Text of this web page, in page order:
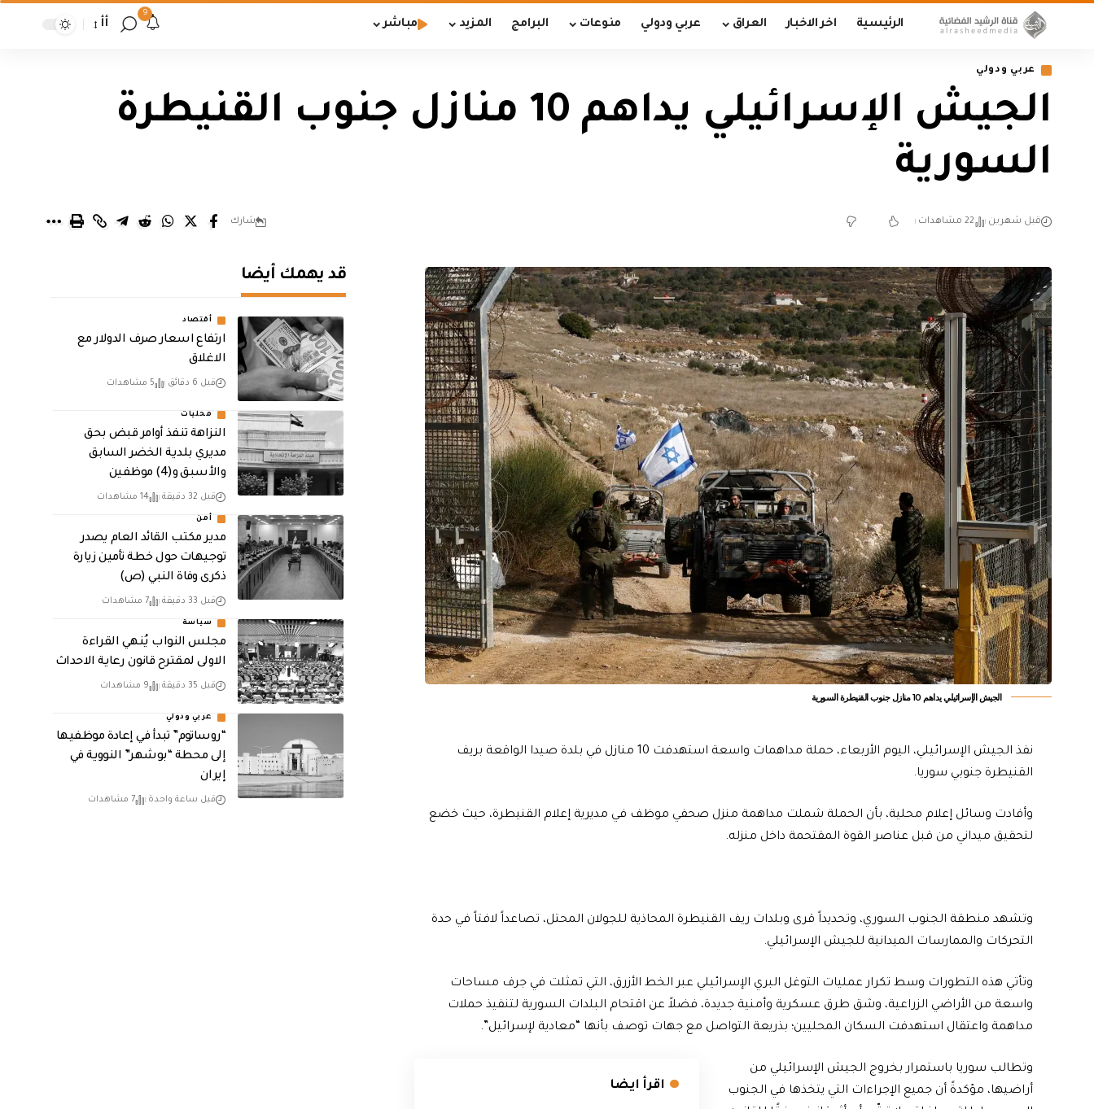
الرئيسية اخر الاخبار العراق عربي ودولي منوعات البرامج المزيد مباشر
9
أأ
عربي ودولي
الجيش الإسرائيلي يداهم 10 منازل جنوب القنيطرة
السورية
قبل شهرين 22 مشاهدات شارك
الجيش الإسرائيلي يداهم 10 منازل جنوب القنيطرة السورية
نفذ الجيش الإسرائيلي، اليوم الأربعاء، حملة مداهمات واسعة استهدفت 10 منازل في بلدة صيدا الواقعة بريف
القنيطرة جنوبي سوريا.
وأفادت وسائل إعلام محلية، بأن الحملة شملت مداهمة منزل صحفي موظف في مديرية إعلام القنيطرة، حيث خضع
لتحقيق ميداني من قبل عناصر القوة المقتحمة داخل منزله.
وتشهد منطقة الجنوب السوري، وتحديداً قرى وبلدات ريف القنيطرة المحاذية للجولان المحتل، تصاعداً لافتاً في حدة
التحركات والممارسات الميدانية للجيش الإسرائيلي.
وتأتي هذه التطورات وسط تكرار عمليات التوغل البري الإسرائيلي عبر الخط الأزرق، التي تمثلت في جرف مساحات
واسعة من الأراضي الزراعية، وشق طرق عسكرية وأمنية جديدة، فضلاً عن اقتحام البلدات السورية لتنفيذ حملات
مداهمة واعتقال استهدفت السكان المحليين؛ بذريعة التواصل مع جهات توصف بأنها “معادية لإسرائيل”.
اقرأ ايضا
وتطالب سوريا باستمرار بخروج الجيش الإسرائيلي ‏من
‏أراضيها، مؤكدةً ‏أن ‌‏جميع ‏الإجراءات التي يتخذها في ‏الجنوب
قد يهمك أيضا
أقتصاد
ارتفاع اسعار صرف الدولار مع
الاغلاق
قبل 6 دقائق 5 مشاهدات
محليات
النزاهة تنفذ أوامر قبض بحق
مديري بلدية الخضر السابق
والأسبق و(4) موظفين
قبل 32 دقيقة 14 مشاهدات
أمن
مدير مكتب القائد العام يصدر
توجيهات حول خطة تأمين زيارة
ذكرى وفاة النبي (ص)
قبل 33 دقيقة 7 مشاهدات
سياسة
مجلس النواب يُنهي القراءة
الاولى لمقترح قانون رعاية الاحداث
قبل 35 دقيقة 9 مشاهدات
عربي ودولي
“روساتوم” تبدأ في إعادة موظفيها
إلى محطة “بوشهر” النووية في
إيران
قبل ساعة واحدة 7 مشاهدات